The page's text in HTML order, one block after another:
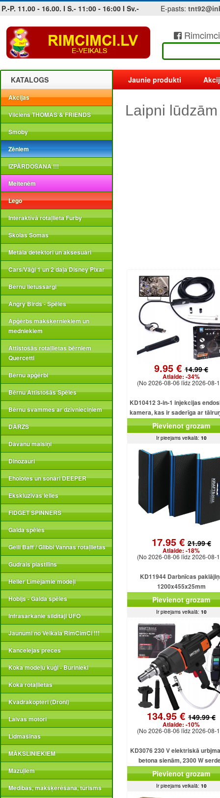
P.-P. 11.00 - 16.00. I S.- 11:00 - 16:00 I Sv.- E-pasts:
Jobs at sea and maritime vacancies
KATALOGS
Akcijas
Vilciens THOMAS & FRIENDS
Smoby
Zēniem
IZPĀRDOŠANA !!!
Meitenēm
Lego
Interaktīvā rotaļlieta Furby
Skolas Somas
Metāla detektori un aksesuāri
Cars/Vāģi 1 un 2 daļa Disney Pixar
Bērnu lietussargi
Angry Birds - Spēles
Apģērbs makšķerniekiem un
medniekiem
Attīstošās rotaļlietas bērniem
Quercetti
Bērnu apģērbi
Bērnu Attīstošās Spēles
Bērnu švammes ar dzīvnieciņiem
DĀRZS
Dāvanu maisiņi
Dinozauri
Eholotes un sonāri DEEPER
Ekskluzīvas lelles
FIDGET SPINNERS
Galda spēles
Gelli Baff / Glibbi Vannas rotaļlietas
Gudrais plastilīns
Heller Līmējamie modeļi
Hobijs - Galda spēles
Infrasarkanie sildītāji UFO
Jaunumi no Veikala RimCimCi !!!
Kancelejas preces
Koka modeļu kuģi - Burinieki
Koka rotaļlietas
Kvadrakopteri (Droni)
Laivas motori
Lidmašīnas
MĀKSLINIEKIEM
Mazuļiem
Medības, makšķerēšana, tūrisms
Jaunie produkti
Laipni
9.95 € 14.99 €
Atlaide: -34%
(No 2026-08-06 līdz 2026-08-
KD10412 3-in-1 injekcijas
kamera, kas ir saderīga ar
USB, Android, iOS, Windows
Pievienot grozam
Ir pieejams veikalā: 10
17.95 €21.99 €
Atlaide: -18%
(No 2026-08-06 līdz 2026-08-
KD11944 Darbnīcas
1200x455x25mm
Pievienot grozam
Ir pieejams veikalā: 10
134.95 € 149.99 €
Atlaide: -10%
(No 2026-08-06 līdz 2026-08-
KD3076 230 V elektriskā
betona sienām, 2300 W
urbjmašīna ar dzesēšanu
Pievienot grozam
Ir pieejams veikalā: 10